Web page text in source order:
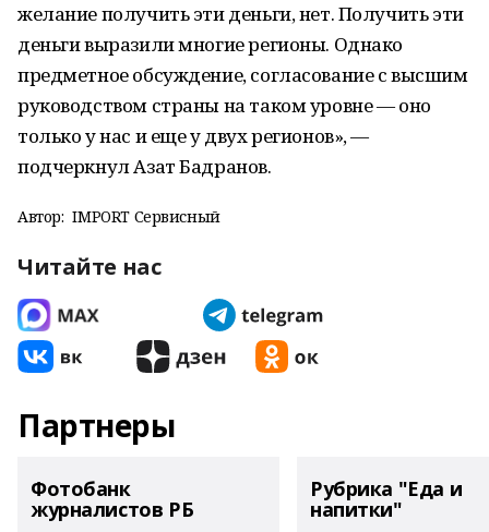
желание получить эти деньги, нет. Получить эти
деньги выразили многие регионы. Однако
предметное обсуждение, согласование с высшим
руководством страны на таком уровне — оно
только у нас и еще у двух регионов», —
подчеркнул Азат Бадранов.
Автор: IMPORT Сервисный
Читайте нас
Партнеры
Фотобанк
журналистов РБ
Рубрика "Еда и
напитки"